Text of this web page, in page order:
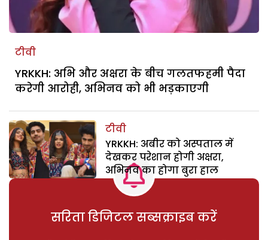
टीवी
YRKKH: अभि और अक्षरा के बीच गलतफहमी पैदा
करेगी आरोही, अभिनव को भी भड़काएगी
टीवी
YRKKH: अबीर को अस्पताल में
देखकर परेशान होगी अक्षरा,
अभिनव का होगा बुरा हाल
सरिता डिजिटल सब्सक्राइब करें